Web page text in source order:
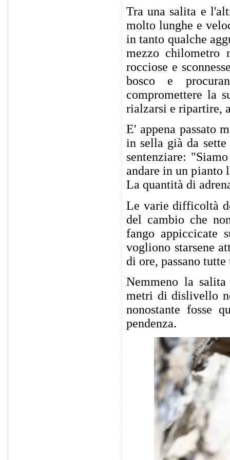
Tra una salita e
molto lunghe e
in tanto qualche
mezzo chilometro
rocciose e
bosco e
compromettere la
rialzarsi e ripartire,
E' appena passato
in sella già da
sentenziare:
andare in un pianto
La quantità di
Le varie difficoltà
del cambio che
fango appiccicate
vogliono starsene
di ore, passano
Nemmeno la
metri di dislivello
nonostante fosse
pendenza.